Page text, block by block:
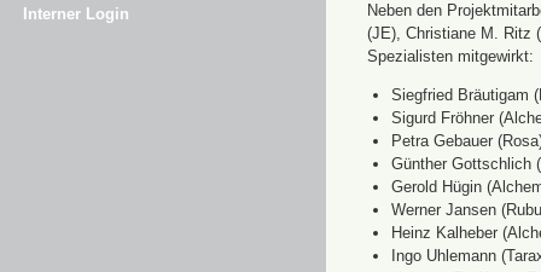
Interner Login
Neben den
(JE), Christiane M. Ritz
Spezialisten mitgewirkt:
Siegfried Bräutigam
Sigurd Fröhner
Petra Gebauer
Günther Gottschlich
Gerold Hügin
Werner Jansen
Heinz Kalheber
Ingo Uhlemann